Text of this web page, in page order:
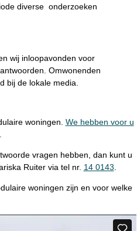
diverse onderzoeken
wij inloopavonden voor
Omwonenden
bij de lokale media.
woningen. We hebben voor u
vragen hebben, dan kunt u
Ruiter via tel nr. 14 0143
woningen zijn en voor welke